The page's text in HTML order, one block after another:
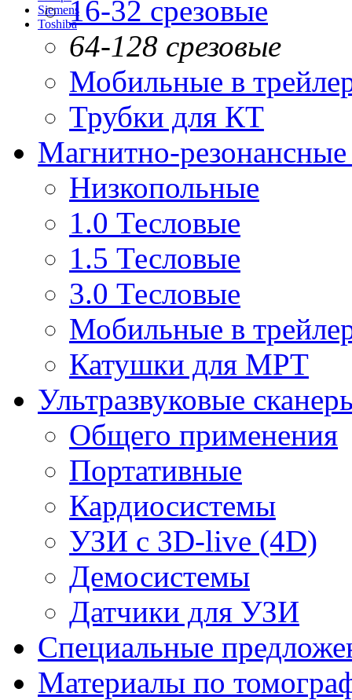
Siemens
Toshiba16-32 срезовые
64-128 срезовые
Мобильные в
Трубки для КТ
Магнитно-
Низкопольные
1.0 Тесловые
1.5 Тесловые
3.0 Тесловые
Мобильные в
Катушки для МРТ
Ультразвуковые
Общего применения
Портативные
Кардиосистемы
УЗИ с 3D-live (4D)
Демосистемы
Датчики для УЗИ
Cпециальные
Материалы по